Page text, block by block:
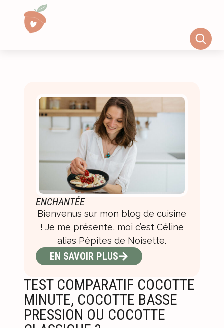
TEST COMPARATIF COCOTTE
MINUTE, COCOTTE BASSE
PRESSION OU COCOTTE
ENCHANTÉE
Bienvenus sur mon blog de cuisine
! Je me présente, moi c’est Céline
alias Pépites de Noisette.
EN SAVOIR PLUS